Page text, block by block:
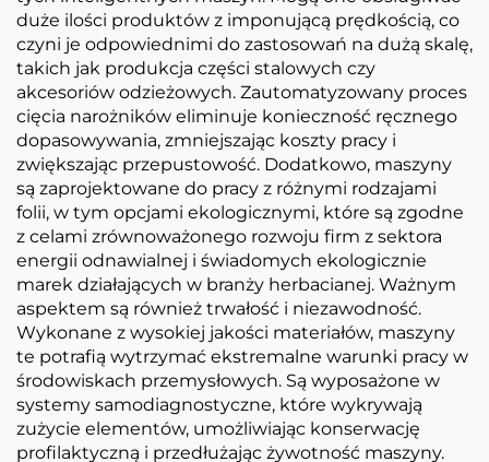
duże ilości produktów z imponującą prędkością, co
czyni je odpowiednimi do zastosowań na dużą skalę,
takich jak produkcja części stalowych czy
akcesoriów odzieżowych. Zautomatyzowany proces
cięcia narożników eliminuje konieczność ręcznego
dopasowywania, zmniejszając koszty pracy i
zwiększając przepustowość. Dodatkowo, maszyny
są zaprojektowane do pracy z różnymi rodzajami
folii, w tym opcjami ekologicznymi, które są zgodne
z celami zrównoważonego rozwoju firm z sektora
energii odnawialnej i świadomych ekologicznie
marek działających w branży herbacianej. Ważnym
aspektem są również trwałość i niezawodność.
Wykonane z wysokiej jakości materiałów, maszyny
te potrafią wytrzymać ekstremalne warunki pracy w
środowiskach przemysłowych. Są wyposażone w
systemy samodiagnostyczne, które wykrywają
zużycie elementów, umożliwiając konserwację
profilaktyczną i przedłużając żywotność maszyny.